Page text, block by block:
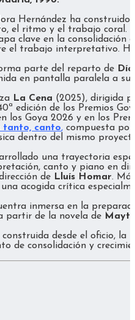
Hernández ha construido
el ritmo y el trabajo coral.
clave en la
el trabajo interpretativo.
parte del reparto de
en pantalla paralela a
La Cena (2025), dirigida
edición de los Premios
los Goya 2026 y en los
tanto, canto, compuesta
dentro del mismo
una trayectoria
canto y piano en
de Lluís Homar.
acogida crítica
inmersa en la
partir de la novela de
desde el oficio, la
de consolidación y